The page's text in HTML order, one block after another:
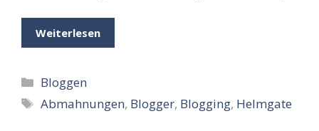
Weiterlesen
Kategorien
Bloggen
Schlagwörter
Abmahnungen, Blogger, Blogging, Helmgate